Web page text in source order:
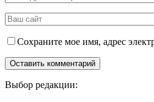
Сохраните мое имя, адрес
Выбор редакции: